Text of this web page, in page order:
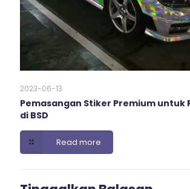
2023-06-13
Pemasangan Stiker Premium untuk
di BSD
Read more